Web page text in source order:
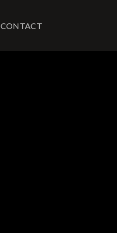
CONTACT